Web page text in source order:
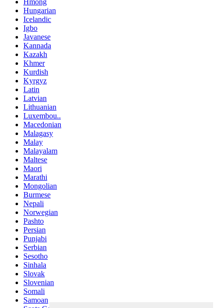
Hungarian
Icelandic
Igbo
Javanese
Kannada
Kazakh
Khmer
Kurdish
Kyrgyz
Latin
Latvian
Lithuanian
Luxembou..
Macedonian
Malagasy
Malay
Malayalam
Maltese
Maori
Marathi
Mongolian
Burmese
Nepali
Norwegian
Pashto
Persian
Punjabi
Serbian
Sesotho
Sinhala
Slovak
Slovenian
Somali
Samoan